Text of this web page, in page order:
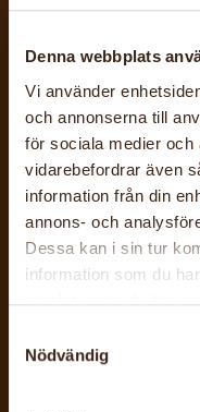
Denna webbplats
Vi använder
och annonserna till
för sociala medier
vidarebefordrar även
information från din
annons- och
Dessa kan i sin tur
information som du
Nödvändig